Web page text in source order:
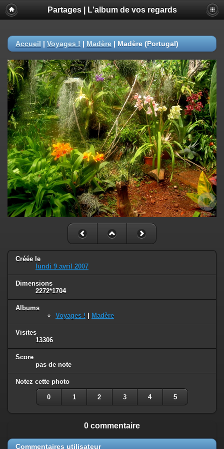
Partages | L'album de vos regards
Accueil | Voyages ! | Madère | Madère (Portugal)
Créée le
lundi 9 avril 2007
Dimensions
2272*1704
Albums
Voyages !
Madère
Visites
13306
Score
pas de note
Notez cette photo
0 1 2 3 4 5
0 commentaire
Commentaires utilisateur